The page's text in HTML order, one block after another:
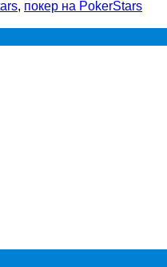
, покер на PokerStars